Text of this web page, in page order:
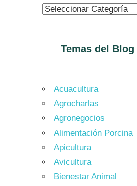
Temas del Blog
Acuacultura
Agrocharlas
Agronegocios
Alimentación Porcina
Apicultura
Avicultura
Bienestar Animal